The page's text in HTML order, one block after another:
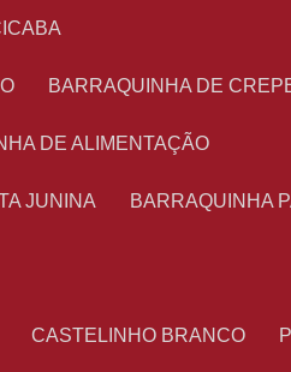
BARRAQUINHA DE
DE ALIMENTAÇÃO
JUNINA BARRAQUINHA
CASTELINHO BRANCO